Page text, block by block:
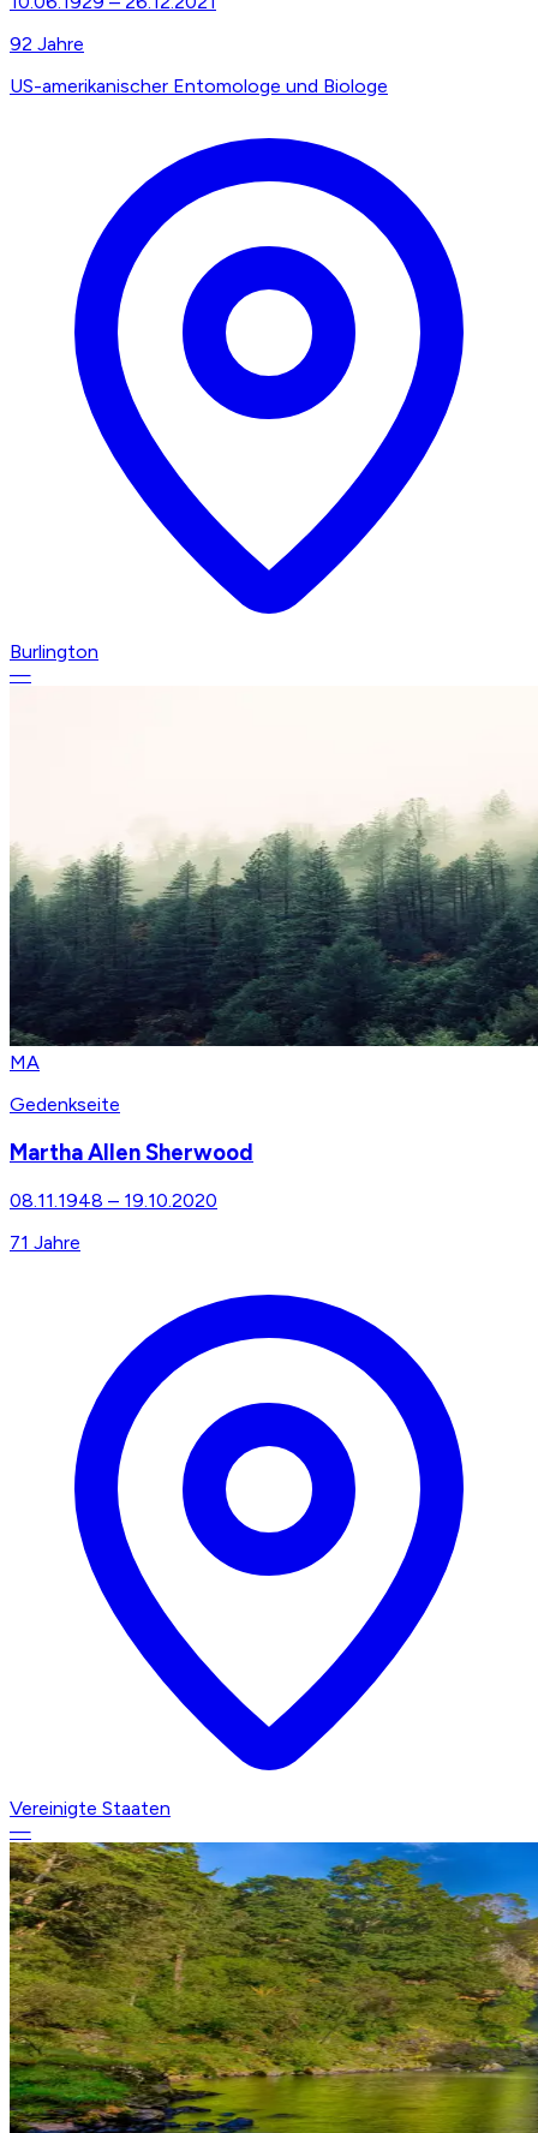
92 Jahre
US-amerikanischer Entomologe und Biologe
Burlington
—
MA
Gedenkseite
Martha Allen Sherwood
08.11.1948 – 19.10.2020
71 Jahre
Vereinigte Staaten
—